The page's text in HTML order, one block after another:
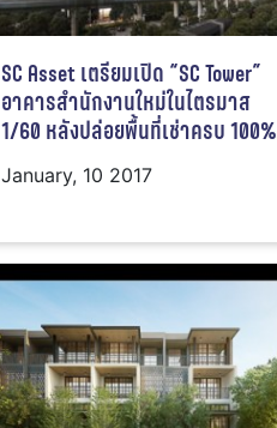
SC Asset เตรียมเปิด “SC Tower”
อาคารสำนักงานใหม่ในไตรมาส
1/60 หลังปล่อยพื้นที่เช่าครบ 100%
January, 10 2017